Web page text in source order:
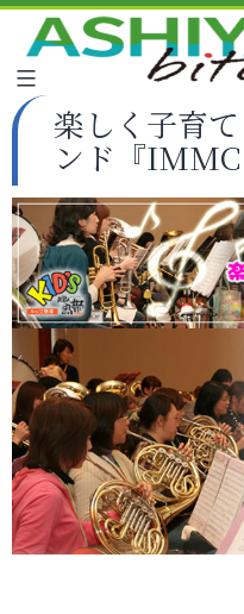
楽しく子育
ンド『IMMC